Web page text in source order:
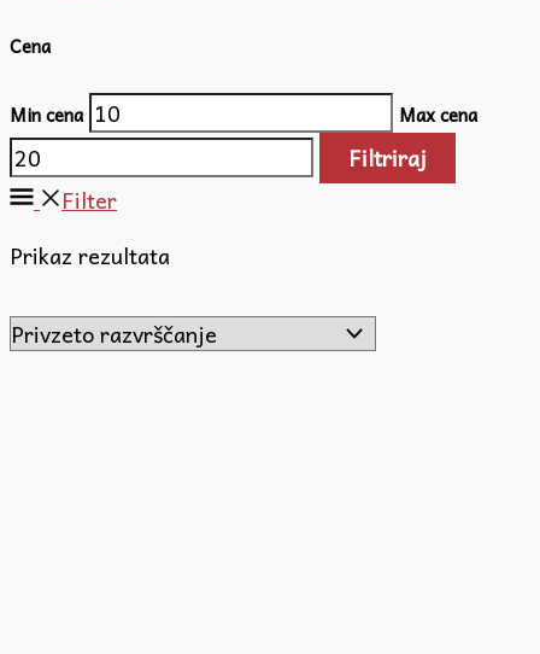
Cena
Min cena Max cena
Filtriraj
Filter
Prikaz rezultata